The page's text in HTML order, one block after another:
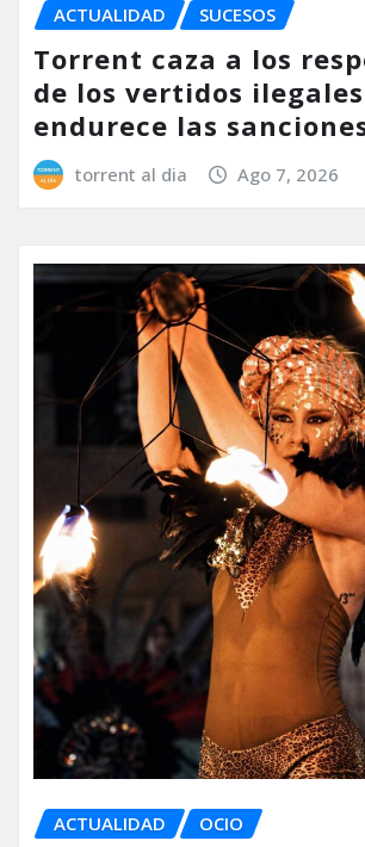
ACTUALIDAD SUCESOS
Torrent caza a los
de los vertidos
endurece las
torrent al dia Ago 7, 2026
ACTUALIDAD OCIO